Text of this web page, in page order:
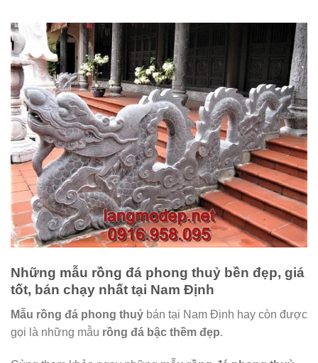
Những mẫu rồng đá phong thuỷ bền đẹp, giá
tốt, bán chạy nhất tại Nam Định
Mẫu rồng đá phong thuỷ bán tại Nam Định hay còn được
gọi là những mẫu rồng đá bậc thềm đẹp.